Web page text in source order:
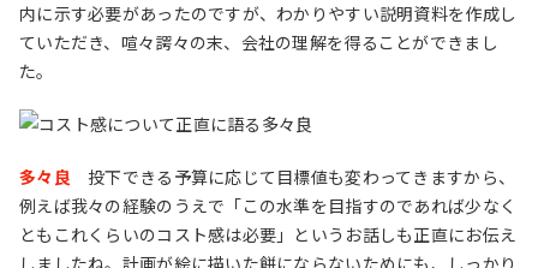
内に示す必要があったのですが、わかりやすい説明資料を作成し
ていただき、喧々諤々の末、会社の理解を得ることができまし
た。
多々良 投下できる予算に応じて目標値も変わってきますから、
例えば我々の経験のうえで「この水準を目指すのであれば少なく
ともこれくらいのコスト感は必要」というお話しも正直にお伝え
しましたね。計画が絵に描いた餅にならないためにも、しっかり